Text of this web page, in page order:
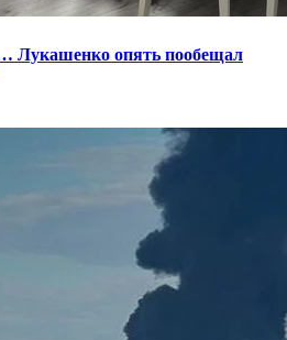
Лукашенко опять пообещал